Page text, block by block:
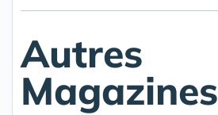
Autres
Magazines